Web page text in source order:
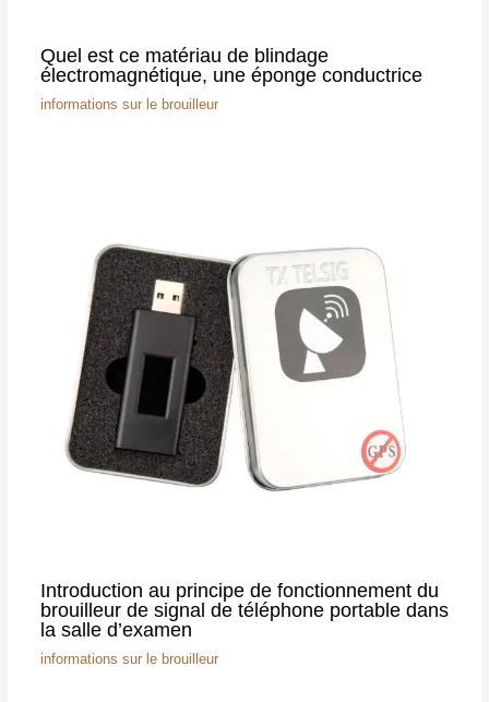
Quel est ce matériau de blindage
électromagnétique, une éponge conductrice
informations sur le brouilleur
Introduction au principe de fonctionnement du
brouilleur de signal de téléphone portable dans
la salle d’examen
informations sur le brouilleur